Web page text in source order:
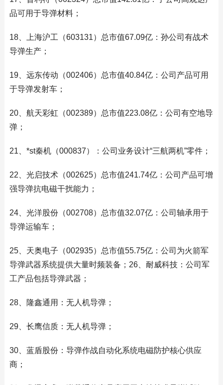
品可用于导弹材料；
18、上海沪工（603131）总市值67.09亿：孙公司有战术
导弹生产；
19、远东传动（002406）总市值40.84亿：公司产品可用
于导弹发射车；
20、航天彩虹（002389）总市值223.08亿：公司有空地导
弹；
21、*st秦机（000837）：公司业务设计“三航两机”零件；
22、光启技术（002625）总市值241.74亿：公司产品可增
强导弹抗电磁干扰能力；
24、光洋股份（002708）总市值32.07亿：公司轴承用于
导弹运输车；
25、天奥电子（002935）总市值55.75亿：公司为火箭军
导弹武器系统提供大量时频装备；26、耐威科技：公司军
工产品包括导弹武器；
28、隆鑫通用：无人机导弹；
29、长鹰信质：无人机导弹；
30、蓝盾股份：导弹作战自动化系统电磁防护核心供应
商；